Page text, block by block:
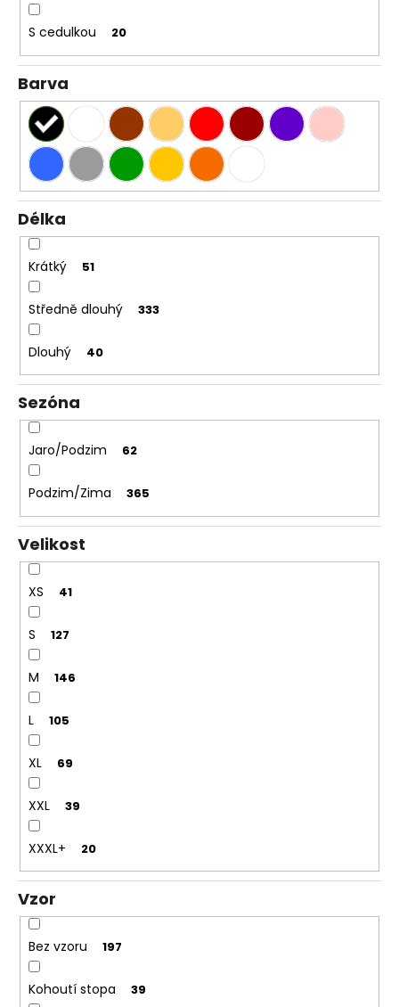
S cedulkou 20
Barva
Délka
Krátký 51
Středně dlouhý 333
Dlouhý 40
Sezóna
Jaro/Podzim 62
Podzim/Zima 365
Velikost
XS 41
S 127
M 146
L 105
XL 69
XXL 39
XXXL+ 20
Vzor
Bez vzoru 197
Kohoutí stopa 39